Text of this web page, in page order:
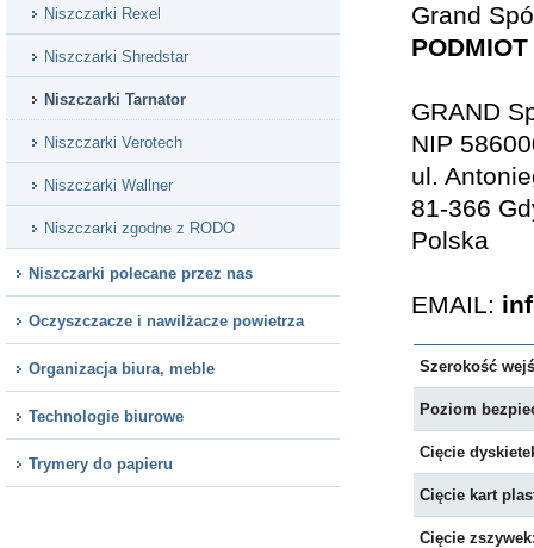
Grand
GRAND
NIP
ul.
81-366
Polska
EMAIL:
Szerokość
Poziom
Cięcie
Cięcie kart
Cięcie
Niszczarki Rexel
Niszczarki Shredstar
Niszczarki Tarnator
Niszczarki Verotech
Niszczarki Wallner
Niszczarki zgodne z RODO
Niszczarki polecane przez nas
Oczyszczacze i nawilżacze powietrza
Organizacja biura, meble
Technologie biurowe
Trymery do papieru